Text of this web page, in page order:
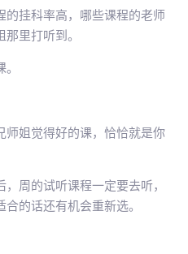
的挂科率高，哪些课程的老师
里打听到。
师姐觉得好的课，恰恰就是你
周的试听课程一定要去听，
的话还有机会重新选。